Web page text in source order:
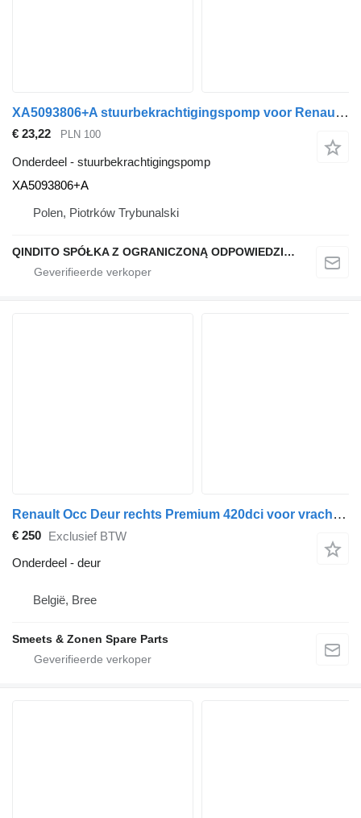
XA5093806+A stuurbekrachtigingspomp voor Renault PREMIUM 420 I vrachtwagen
€ 23,22 PLN 100
Onderdeel - stuurbekrachtigingspomp
XA5093806+A
Polen, Piotrków Trybunalski
QINDITO SPÓŁKA Z OGRANICZONĄ ODPOWIEDZIALNOŚCIĄ
Renault Occ Deur rechts Premium 420dci voor vrachtwagen
€ 250 Exclusief BTW
Onderdeel - deur
België, Bree
Smeets & Zonen Spare Parts